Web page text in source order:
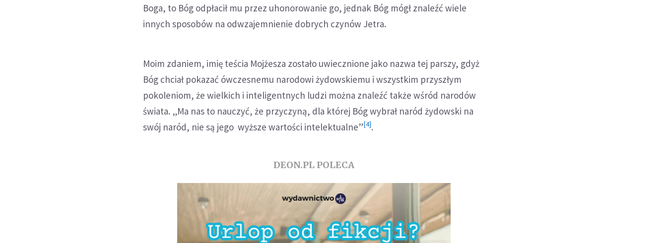
Boga, to Bóg odpłacił mu przez uhonorowanie go, jednak Bóg mógł znaleźć wiele
innych sposobów na odwzajemnienie dobrych czynów Jetra.
Moim zdaniem, imię teścia Mojżesza zostało uwiecznione jako nazwa tej parszy, gdyż
Bóg chciał pokazać ówczesnemu narodowi żydowskiemu i wszystkim przyszłym
pokoleniom, że wielkich i inteligentnych ludzi można znaleźć także wśród narodów
świata. „Ma nas to nauczyć, że przyczyną, dla której Bóg wybrał naród żydowski na
swój naród, nie są jego wyższe wartości intelektualne”[4].
DEON.PL POLECA